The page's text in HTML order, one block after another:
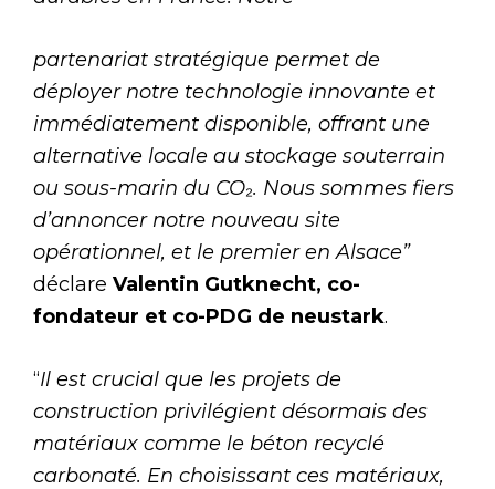
partenariat stratégique permet de
déployer notre technologie innovante et
immédiatement disponible, offrant une
alternative locale au stockage souterrain
ou sous-marin du CO₂. Nous sommes fiers
d’annoncer notre nouveau site
opérationnel, et le premier en Alsace”
déclare Valentin Gutknecht, co-
fondateur et co-PDG de neustark.
“Il est crucial que les projets de
construction privilégient désormais des
matériaux comme le béton recyclé
carbonaté. En choisissant ces matériaux,